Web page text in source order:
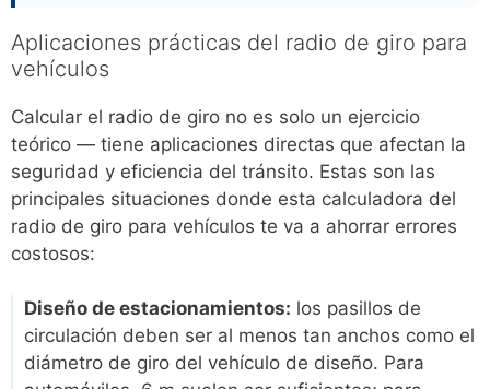
Aplicaciones prácticas del radio de giro para
vehículos
Calcular el radio de giro no es solo un ejercicio
teórico — tiene aplicaciones directas que afectan la
seguridad y eficiencia del tránsito. Estas son las
principales situaciones donde esta calculadora del
radio de giro para vehículos te va a ahorrar errores
costosos:
Diseño de estacionamientos: los pasillos de
circulación deben ser al menos tan anchos como el
diámetro de giro del vehículo de diseño. Para